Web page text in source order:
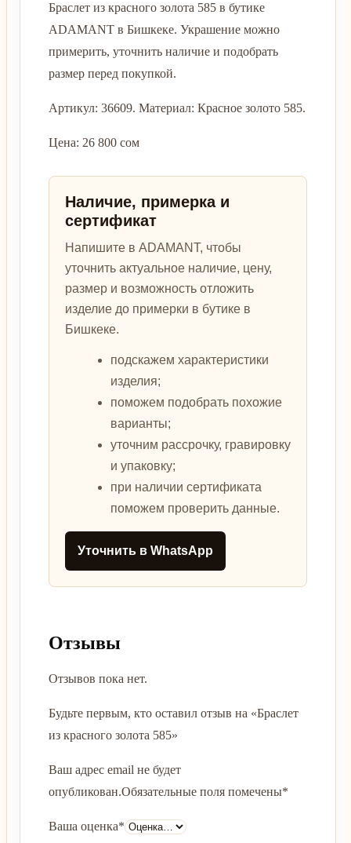
Браслет из красного золота 585 в бутике
ADAMANT в Бишкеке. Украшение можно
примерить, уточнить наличие и подобрать
размер перед покупкой.
Артикул: 36609. Материал: Красное золото 585.
Цена: 26 800 сом
Наличие, примерка и
сертификат
Напишите в ADAMANT, чтобы
уточнить актуальное наличие, цену,
размер и возможность отложить
изделие до примерки в бутике в
Бишкеке.
подскажем характеристики
изделия;
поможем подобрать похожие
варианты;
уточним рассрочку, гравировку
и упаковку;
при наличии сертификата
поможем проверить данные.
Уточнить в WhatsApp
Отзывы
Отзывов пока нет.
Будьте первым, кто оставил отзыв на «Браслет
из красного золота 585»
Ваш адрес email не будет
опубликован.Обязательные поля помечены*
Ваша оценка*